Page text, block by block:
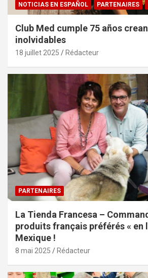
NOTICIAS EN ESPAÑOL PARTENAIRES
Club Med cumple 75 años
inolvidables
18 juillet 2025 Rédacteur
PARTENAIRES
La Tienda Francesa –
produits français préférés « en
Mexique !
8 mai 2025 Rédacteur